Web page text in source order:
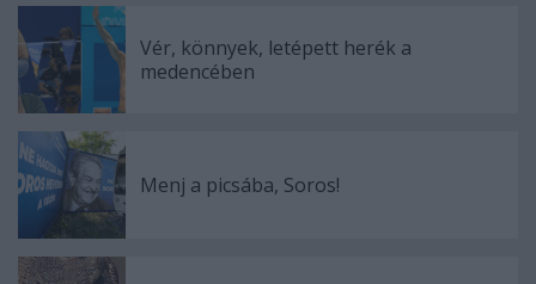
Vér, könnyek, letépett herék a
medencében
Menj a picsába, Soros!